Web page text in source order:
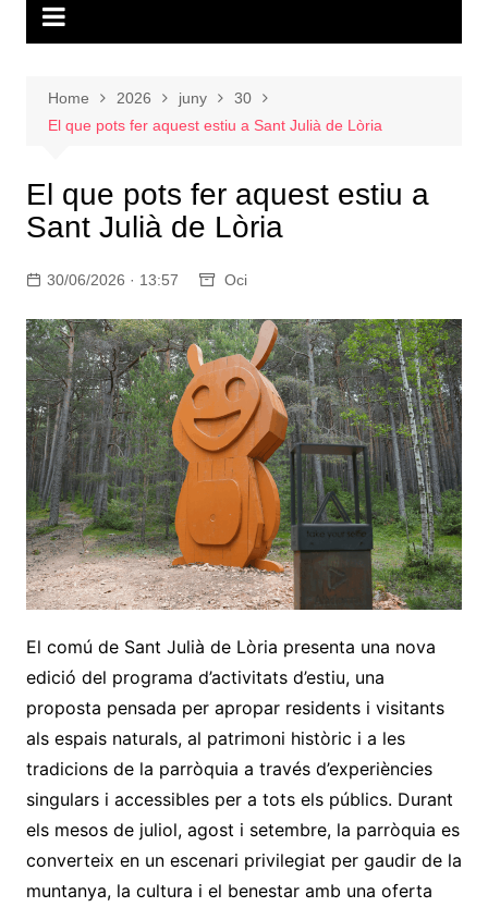
Home 2026 juny
30
El que pots fer aquest estiu a Sant Julià de Lòria
El que pots fer aquest estiu a
Sant Julià de Lòria
30/06/2026 · 13:57 Oci
El comú de Sant Julià de Lòria presenta una nova
edició del programa d’activitats d’estiu, una
proposta pensada per apropar residents i visitants
als espais naturals, al patrimoni històric i a les
tradicions de la parròquia a través d’experiències
singulars i accessibles per a tots els públics. Durant
els mesos de juliol, agost i setembre, la parròquia es
converteix en un escenari privilegiat per gaudir de la
muntanya, la cultura i el benestar amb una oferta